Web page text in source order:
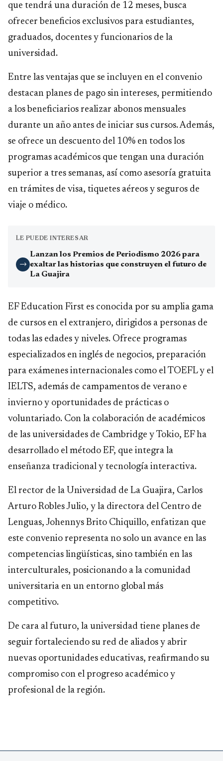
que tendrá una duración de 12 meses, busca
ofrecer beneficios exclusivos para estudiantes,
graduados, docentes y funcionarios de la
universidad.
Entre las ventajas que se incluyen en el convenio
destacan planes de pago sin intereses, permitiendo
a los beneficiarios realizar abonos mensuales
durante un año antes de iniciar sus cursos. Además,
se ofrece un descuento del 10% en todos los
programas académicos que tengan una duración
superior a tres semanas, así como asesoría gratuita
en trámites de visa, tiquetes aéreos y seguros de
viaje o médico.
LE PUEDE INTERESAR
→
Lanzan los Premios de Periodismo 2026 para
exaltar las historias que construyen el futuro de
La Guajira
EF Education First es conocida por su amplia gama
de cursos en el extranjero, dirigidos a personas de
todas las edades y niveles. Ofrece programas
especializados en inglés de negocios, preparación
para exámenes internacionales como el TOEFL y el
IELTS, además de campamentos de verano e
invierno y oportunidades de prácticas o
voluntariado. Con la colaboración de académicos
de las universidades de Cambridge y Tokio, EF ha
desarrollado el método EF, que integra la
enseñanza tradicional y tecnología interactiva.
El rector de la Universidad de La Guajira, Carlos
Arturo Robles Julio, y la directora del Centro de
Lenguas, Johennys Brito Chiquillo, enfatizan que
este convenio representa no solo un avance en las
competencias lingüísticas, sino también en las
interculturales, posicionando a la comunidad
universitaria en un entorno global más
competitivo.
De cara al futuro, la universidad tiene planes de
seguir fortaleciendo su red de aliados y abrir
nuevas oportunidades educativas, reafirmando su
compromiso con el progreso académico y
profesional de la región.